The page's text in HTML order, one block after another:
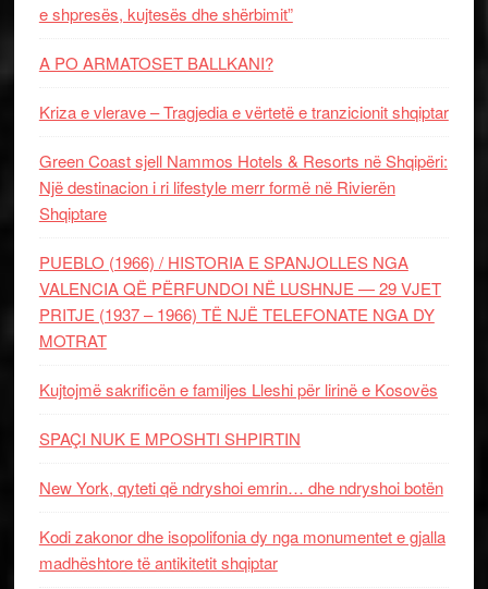
e shpresës, kujtesës dhe shërbimit”
A PO ARMATOSET BALLKANI?
Kriza e vlerave – Tragjedia e vërtetë e tranzicionit shqiptar
Green Coast sjell Nammos Hotels & Resorts në Shqipëri:
Një destinacion i ri lifestyle merr formë në Rivierën
Shqiptare
PUEBLO (1966) / HISTORIA E SPANJOLLES NGA
VALENCIA QË PËRFUNDOI NË LUSHNJE — 29 VJET
PRITJE (1937 – 1966) TË NJË TELEFONATE NGA DY
MOTRAT
Kujtojmë sakrificën e familjes Lleshi për lirinë e Kosovës
SPAÇI NUK E MPOSHTI SHPIRTIN
New York, qyteti që ndryshoi emrin… dhe ndryshoi botën
Kodi zakonor dhe isopolifonia dy nga monumentet e gjalla
madhështore të antikitetit shqiptar